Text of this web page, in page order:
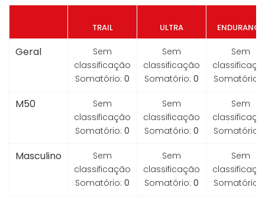
TRAIL ULTRA ENDURANCE
Geral
Sem
classificação
Somatório: 0
Sem
classificação
Somatório: 0
Sem
Somatório:
M50
Sem
classificação
Somatório: 0
Sem
classificação
Somatório: 0
Sem
Somatório:
Masculino
Sem
classificação
Somatório: 0
Sem
classificação
Somatório: 0
Sem
Somatório: